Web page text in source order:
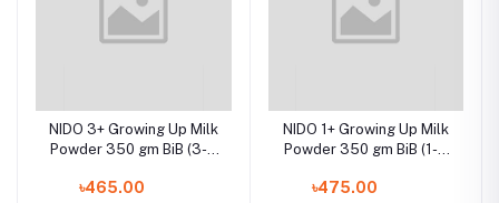
NIDO 3+ Growing Up Milk
Powder 350 gm BiB (3-5
৳465.00
NIDO 1+ Growing Up Milk
Powder 350 gm BiB (1-3
৳475.00